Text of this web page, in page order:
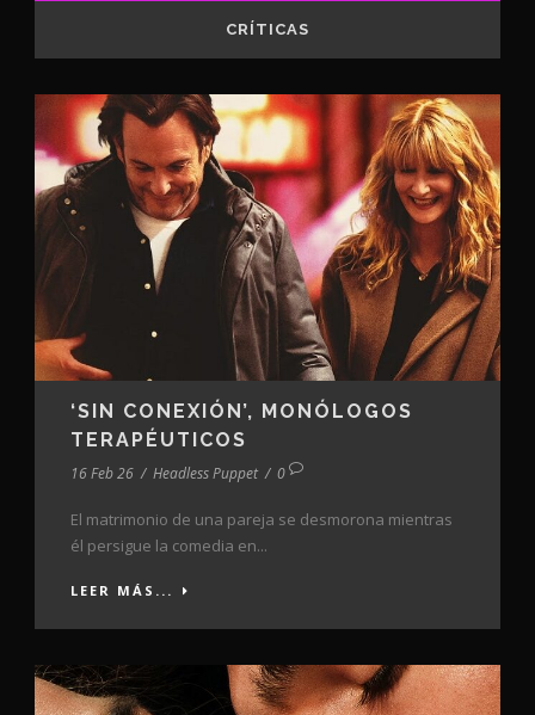
CRÍTICAS
‘SIN CONEXIÓN’, MONÓLOGOS
TERAPÉUTICOS
16 Feb 26 / Headless Puppet / 0
El matrimonio de una pareja se desmorona mientras
él persigue la comedia en...
LEER MÁS...